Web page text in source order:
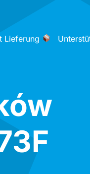
Lieferung